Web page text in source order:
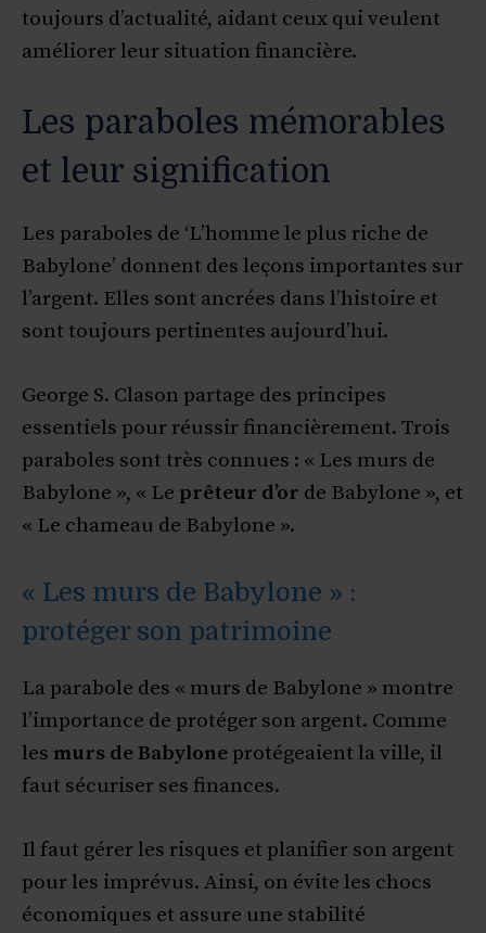
toujours d’actualité, aidant ceux qui veulent
améliorer leur situation financière.
Les paraboles mémorables
et leur signification
Les paraboles de ‘L’homme le plus riche de
Babylone’ donnent des leçons importantes sur
l’argent. Elles sont ancrées dans l’histoire et
sont toujours pertinentes aujourd’hui.
George S. Clason partage des principes
essentiels pour réussir financièrement. Trois
paraboles sont très connues : « Les murs de
Babylone », « Le prêteur d’or de Babylone », et
« Le chameau de Babylone ».
« Les murs de Babylone » :
protéger son patrimoine
La parabole des « murs de Babylone » montre
l’importance de protéger son argent. Comme
les murs de Babylone protégeaient la ville, il
faut sécuriser ses finances.
Il faut gérer les risques et planifier son argent
pour les imprévus. Ainsi, on évite les chocs
économiques et assure une stabilité